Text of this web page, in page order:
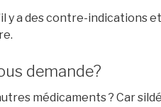
y a des contre-indications
demande?
médicaments ? Car